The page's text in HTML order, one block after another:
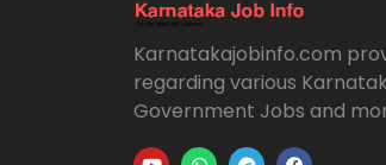
Karnatakajobinfo.com
regarding various
Government Jobs and